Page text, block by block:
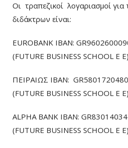
Οι τραπεζικοί λογαριασμοί
διδάκτρων είναι:
EUROBANK IBAN:
(FUTURE BUSINESS SCHOOL E E)
ΠΕΙΡΑΙΩΣ ΙΒΑΝ:
(FUTURE BUSINESS SCHOOL E E)
ALPHA BANK IBAN:
(FUTURE BUSINESS SCHOOL E E)